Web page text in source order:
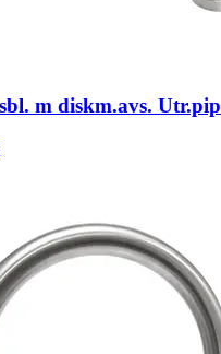
m diskm.avs. Utr.pip